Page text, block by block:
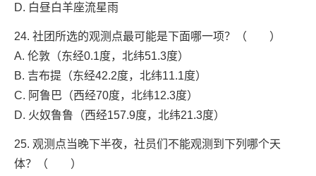
D. 白昼白羊座流星雨
24. 社团所选的观测点最可能是下面哪一项？（ ）
A. 伦敦（东经0.1度，北纬51.3度）
B. 吉布提（东经42.2度，北纬11.1度）
C. 阿鲁巴（西经70度，北纬12.3度）
D. 火奴鲁鲁（西经157.9度，北纬21.3度）
25. 观测点当晚下半夜，社员们不能观测到下列哪个天
体？（ ）